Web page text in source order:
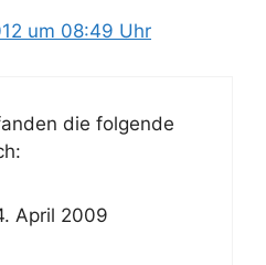
um 08:49 Uhr
die folgende
April 2009